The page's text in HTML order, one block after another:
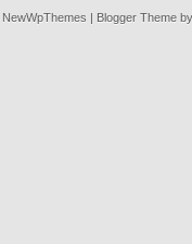
NewWpThemes | Blogger Theme